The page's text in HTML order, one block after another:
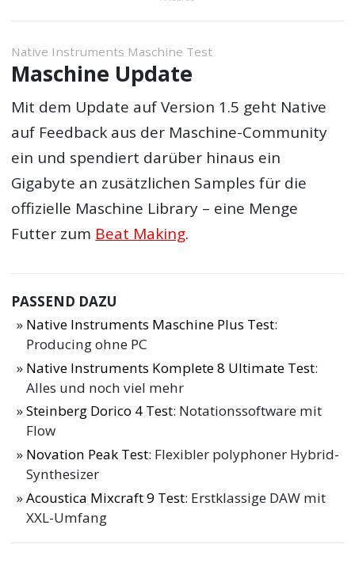
Native Instruments Maschine Test
Maschine Update
Mit dem Update auf Version 1.5 geht Native
auf Feedback aus der Maschine-Community
ein und spendiert darüber hinaus ein
Gigabyte an zusätzlichen Samples für die
offizielle Maschine Library – eine Menge
Futter zum Beat Making.
PASSEND DAZU
Native Instruments Maschine Plus Test:
Producing ohne PC
Native Instruments Komplete 8 Ultimate Test:
Alles und noch viel mehr
Steinberg Dorico 4 Test: Notationssoftware mit
Flow
Novation Peak Test: Flexibler polyphoner Hybrid-
Synthesizer
Acoustica Mixcraft 9 Test: Erstklassige DAW mit
XXL-Umfang